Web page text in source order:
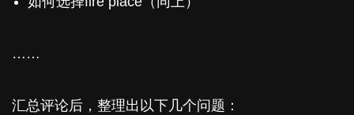
……
汇总评论后，整理出以下几个问题：